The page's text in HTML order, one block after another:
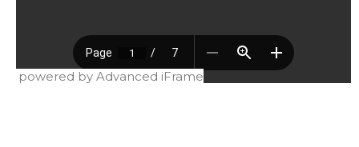
powered by Advanced iFrame